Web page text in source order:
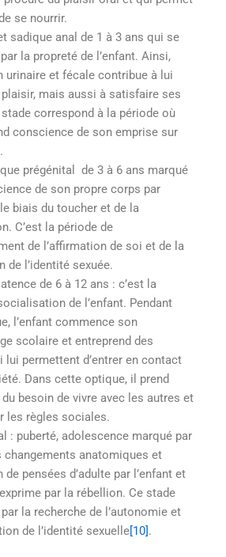
se nourrir.
sadique anal de 1 à 3 ans qui se
la propreté de l’enfant. Ainsi,
urinaire et fécale contribue à lui
mais aussi à satisfaire ses
correspond à la période où
conscience de son emprise sur
prégénital de 3 à 6 ans marqué
de son propre corps par
le biais du toucher et de la
C’est la période de
de l’affirmation de soi et de la
de l’identité sexuée.
de 6 à 12 ans : c’est la
de l’enfant. Pendant
l’enfant commence son
scolaire et entreprend des
lui permettent d’entrer en contact
Dans cette optique, il prend
besoin de vivre avec les autres et
les règles sociales.
: puberté, adolescence marqué par
changements anatomiques et
de pensées d’adulte par l’enfant et
par la rébellion. Ce stade
la recherche de l’autonomie et
de l’identité sexuelle[10] .